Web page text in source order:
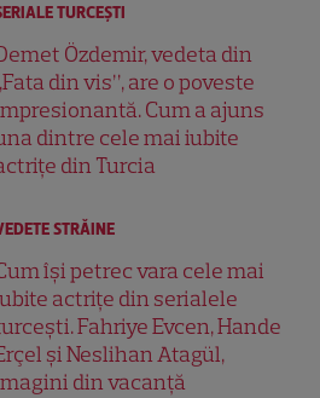
TURCEŞTI
Özdemir, vedeta din
din vis”, are o poveste
Cum a ajuns
dintre cele mai iubite
din Turcia
STRĂINE
își petrec vara cele mai
actrițe din serialele
Fahriye Evcen, Hande
și Neslihan Atagül,
din vacanță